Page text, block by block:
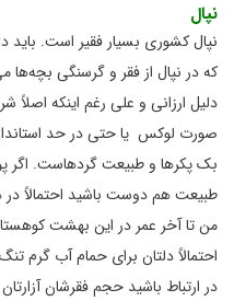
نپال
نپال کشوری بسیار فقیر است.
که در نپال از فقر و گرسنگی بچه‌ها
دلیل ارزانی و علی رغم اینکه
صورت لوکس یا حتی در حد
بک پکرها و طبیعت گردهاست. اگر
طبیعت هم دوست باشید احتمالاً در
من تا آخر عمر در این بهشت
احتمالاً دلتان برای حمام آب گرم
در ارتباط باشید حجم فقرشان